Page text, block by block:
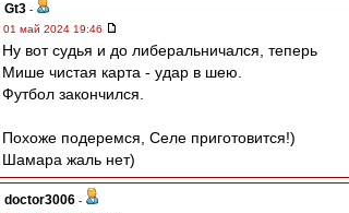
Gt3 -
01 май 2024 19:46
Ну вот судья и до либеральничался, теперь
Мише чистая карта - удар в шею.
Футбол закончился.
Похоже подеремся, Селе приготовится!)
Шамара жаль нет)
doctor3006 -